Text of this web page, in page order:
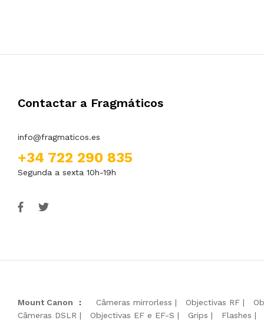
Contactar a Fragmáticos
info@fragmaticos.es
+34 722 290 835
Segunda a sexta 10h-19h
Mount Canon : Câmeras mirrorless Objectivas RF
Câmeras DSLR
Objectivas EF e EF-S Grips Flashes